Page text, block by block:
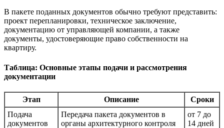
В пакете поданных документов обычно требуют представить:
проект перепланировки, техническое заключение,
документацию от управляющей компании, а также
документы, удостоверяющие право собственности на
квартиру.
Таблица: Основные этапы подачи и рассмотрения
документации
Этап Описание
Сроки
Подача
документов
Передача пакета документов в
органы архитектурного контроля
от 7 до
14 дней